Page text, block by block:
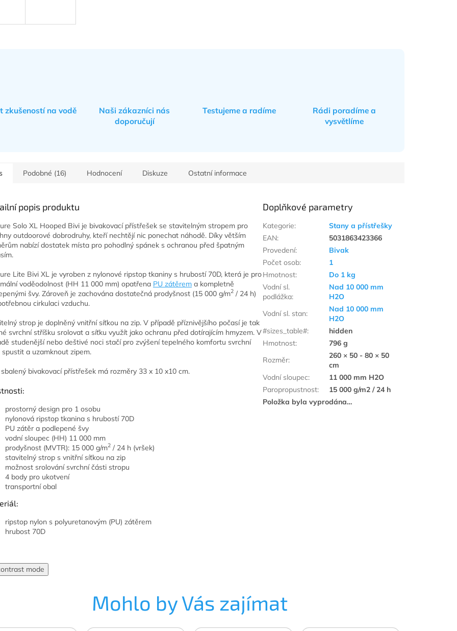
zkušeností na vodě
Naši zákazníci nás
doporučují
Testujeme a radíme
Rádi poradíme a
vysvětlíme
Podobné (16) Hodnocení Diskuze Ostatní informace
popis produktu
Solo XL Hooped Bivi je bivakovací přístřešek se stavitelným stropem pro
outdoorové dobrodruhy, kteří nechtějí nic ponechat náhodě. Díky větším
nabízí dostatek místa pro pohodlný spánek s ochranou před špatným
Lite Bivi XL je vyroben z nylonové ripstop tkaniny s hrubostí 70D, která je pro
voděodolnost (HH 11 000 mm) opatřena PU zátěrem a kompletně
švy. Zároveň je zachována dostatečná prodyšnost (15 000 g/m2 / 24 h)
cirkulaci vzduchu.
strop je doplněný vnitřní síťkou na zip. V případě příznivějšího počasí je tak
svrchní stříšku srolovat a síťku využít jako ochranu před dotírajícím hmyzem. V
studenější nebo deštivé noci stačí pro zvýšení tepelného komfortu svrchní
spustit a uzamknout zipem.
bivakovací přístřešek má rozměry 33 x 10 x10 cm.
prostorný design pro 1 osobu
nylonová ripstop tkanina s hrubostí 70D
PU zátěr a podlepené švy
vodní sloupec (HH) 11 000 mm
prodyšnost (MVTR): 15 000 g/m2 / 24 h (vršek)
stavitelný strop s vnitřní síťkou na zip
možnost srolování svrchní části stropu
4 body pro ukotvení
transportní obal
ripstop nylon s polyuretanovým (PU) zátěrem
hrubost 70D
Doplňkové parametry
Kategorie:
Stany a přístřešky
EAN:
5031863423366
Provedení:
Bivak
Počet osob:
1
Hmotnost:
Do 1 kg
Vodní sl.
podlážka:
Nad 10 000 mm
H2O
Vodní sl. stan:
Nad 10 000 mm
H2O
#sizes_table#:
hidden
Hmotnost:
796 g
Rozměr:
260 × 50 - 80 × 50
cm
Vodní sloupec:
11 000 mm H2O
Paropropustnost:
15 000 g/m2 / 24 h
Položka byla vyprodána…
mode
Mohlo by Vás zajímat